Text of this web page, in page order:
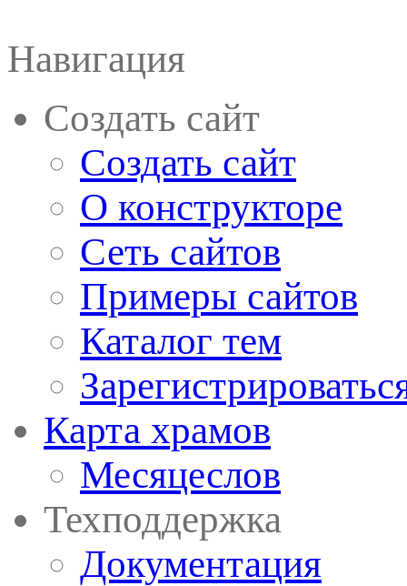
Навигация
Создать сайт
Создать сайт
О конструкторе
Сеть сайтов
Примеры сайтов
Каталог тем
Карта храмов
Месяцеслов
Техподдержка
Документация